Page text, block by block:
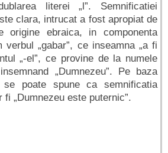
literei „l”. Semnificatiei
clara, intrucat a fost apropiat de
origine ebraica, in componenta
verbul „gabar”, ce inseamna „a fi
„-el”, ce provine de la numele
„Dumnezeu”. Pe baza
se poate spune ca semnificatia
fi „Dumnezeu este puternic”.